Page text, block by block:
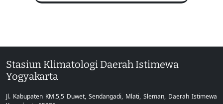
Stasiun Klimatologi Daerah Istimewa
Yogyakarta
Jl. Kabupaten KM.5,5 Duwet, Sendangadi, Mlati, Sleman, Daerah Istimewa